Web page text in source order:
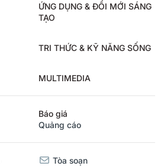
ỨNG DỤNG & ĐỔI MỚI SÁNG
TẠO
TRI THỨC & KỸ NĂNG SỐNG
MULTIMEDIA
Báo giá
Quảng cáo
Tòa soạn